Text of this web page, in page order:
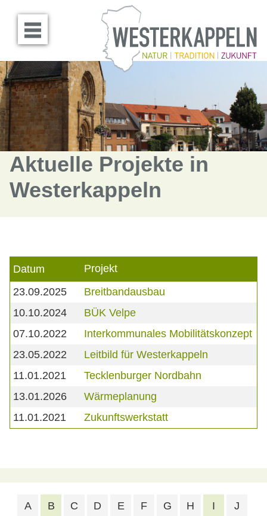
Menü öffnen
Aktuelle Projekte in
Westerkappeln
Datum
Projekt
23.09.2025
Breitbandausbau
10.10.2024
BÜK Velpe
07.10.2022
Interkommunales Mobilitätskonzept
23.05.2022
Leitbild für Westerkappeln
11.01.2021
Tecklenburger Nordbahn
13.01.2026
Wärmeplanung
11.01.2021
Zukunftswerkstatt
A B C D E F G H I J